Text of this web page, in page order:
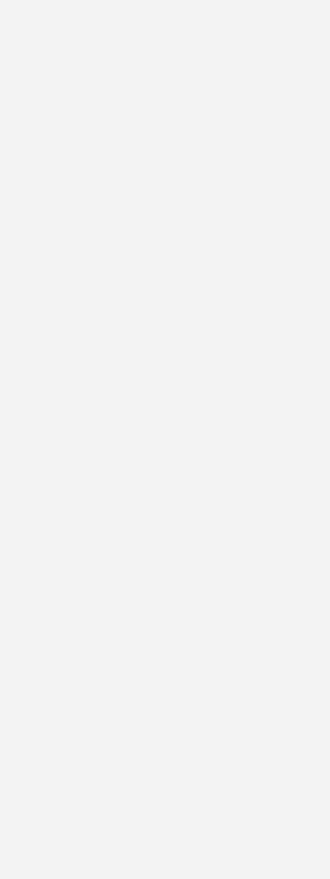
Im Zusammenhang mit Komfort und
Schallpegel von 25 dB(A) als technisch
Zudem ist in Räumen der eigenen
von 30 dB(A) anzustreben. Das
im Voraus abzustimmen und
sorgt für klare Verhältnisse. Herrscht
Schallpegel, ist für jedermann eine
Per Smartphone lässt sich mit
Apps auf die Schnelle eine erste
Ergebnisse kann später
liefern.
mit dem Kunden gar nicht erst
vielen Baustellen ein Umdenken
für hohe Kosten bei Montage und
und deshalb zu vernachlässigen,
Schallbrücken oder andere
Schallmängel sind, wenn überhaupt,
Aufwand zu beseitigen. In Wirklichkeit
Aufgabenstellung auf einige wesentliche
und Zubehörteile. Wichtigstes Prinzip
mit weichfedernden und zugleich
Einfach und schnell durchzuführen,
effizient in den Montageablauf
Schalldämmprodukte mit einem
von Vorteil.